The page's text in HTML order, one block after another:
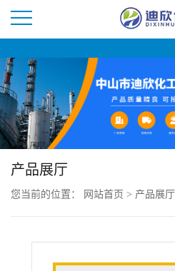
司
首
页
公
产品展厅
您当前的位置： 网站首页 > 产品展厅